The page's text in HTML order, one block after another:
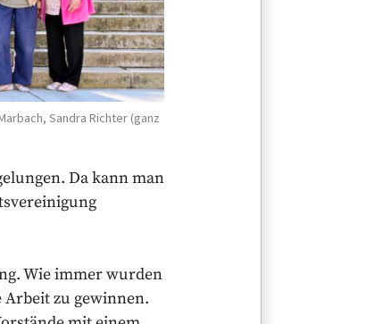
Sandra Richter (ganz
Da kann man
Wie immer wurden
zu gewinnen.